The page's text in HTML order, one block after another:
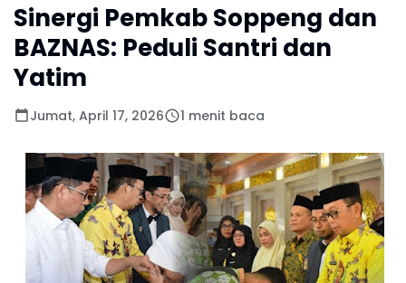
Sinergi Pemkab Soppeng dan
BAZNAS: Peduli Santri dan
Yatim
Jumat, April 17, 2026 1 menit baca